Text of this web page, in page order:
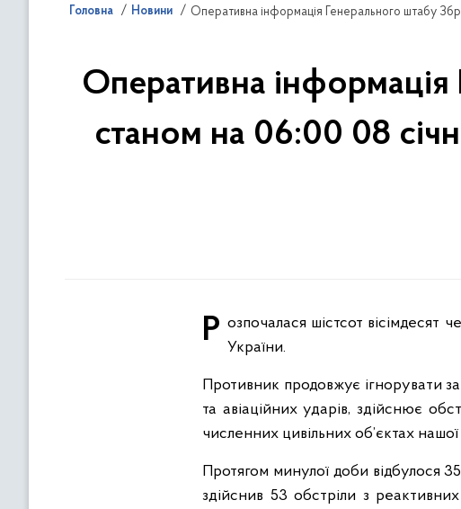
Головна Новини
Оперативна
станом на 06:00 08
Розпочалася шістсот вісімдесят четверта доба широкомасштабної збройної агресії російської федерації проти України.
Противник продовжує ігнорувати
та авіаційних ударів, здійснює
численних цивільних об’єктах
Протягом минулої доби відбулося
здійснив 53 обстріли з